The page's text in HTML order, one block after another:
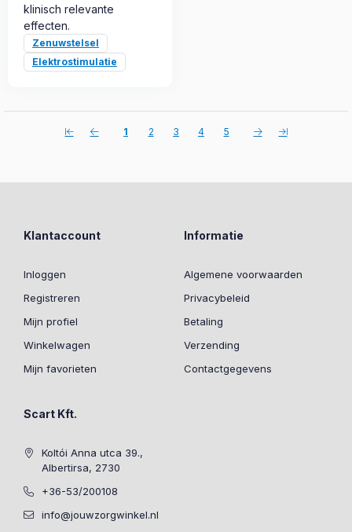
klinisch relevante
effecten.
Zenuwstelsel
Elektrostimulatie
1 2 3 4 5
Klantaccount
Inloggen
Registreren
Mijn profiel
Winkelwagen
Mijn favorieten
Informatie
Algemene voorwaarden
Privacybeleid
Betaling
Verzending
Contactgegevens
Scart Kft.
Koltói Anna utca 39.,
Albertirsa, 2730
+36-53/200108
info@jouwzorgwinkel.nl